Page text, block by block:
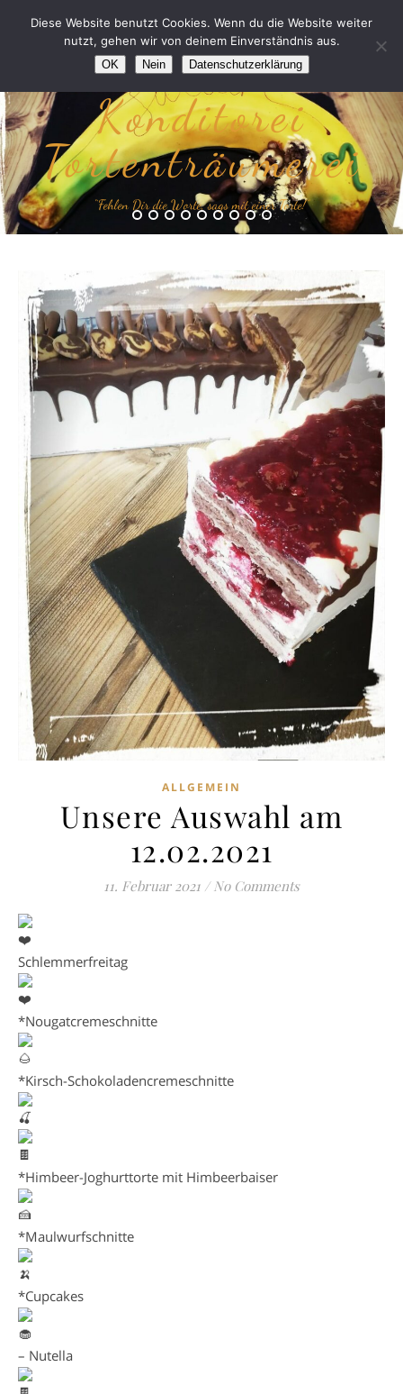
Konditorei
Tortenträumerei
“Fehlen Dir die Worte, sags mit einer Torte!”
ALLGEMEIN
Unsere Auswahl am
12.02.2021
11. Februar 2021 / No Comments
Schlemmerfreitag
*Nougatcremeschnitte
*Kirsch-Schokoladencremeschnitte
*Himbeer-Joghurttorte mit Himbeerbaiser
*Maulwurfschnitte
*Cupcakes
– Nutella
Diese Website benutzt Cookies. Wenn du die Website weiter
nutzt, gehen wir von deinem Einverständnis aus.
OK Nein Datenschutzerklärung